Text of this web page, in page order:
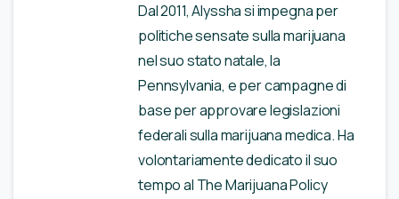
Dal 2011, Alyssha si impegna per
politiche sensate sulla marijuana
nel suo stato natale, la
Pennsylvania, e per campagne di
base per approvare legislazioni
federali sulla marijuana medica. Ha
volontariamente dedicato il suo
tempo al The Marijuana Policy